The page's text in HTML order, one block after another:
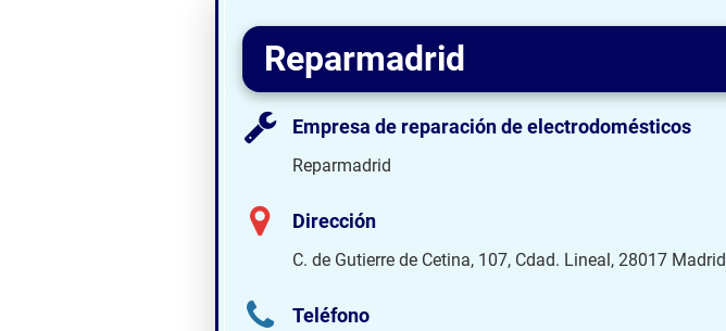
Reparmadrid
Empresa de reparación de electrodomésticos
Reparmadrid
Dirección
C. de Gutierre de Cetina, 107, Cdad. Lineal, 28017 Madrid
Teléfono